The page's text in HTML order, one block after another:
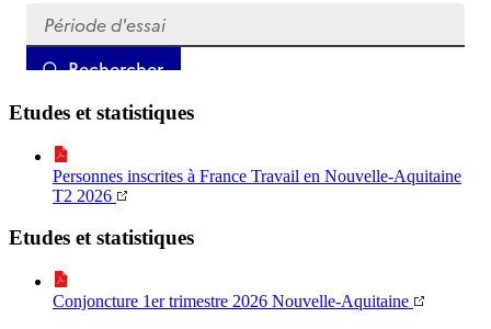
Etudes et statistiques
Personnes inscrites à France Travail en Nouvelle-Aquitaine
T2 2026
Etudes et statistiques
Conjoncture 1er trimestre 2026 Nouvelle-Aquitaine